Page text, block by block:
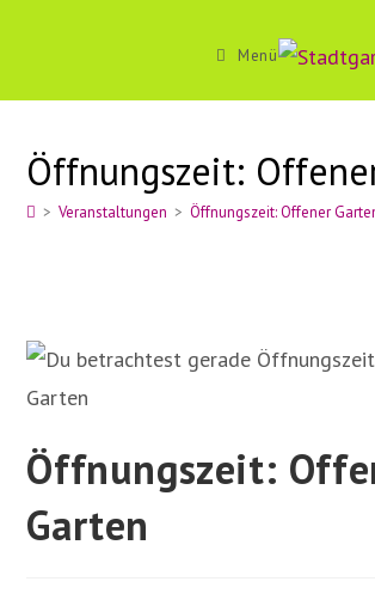
Menü
Öffnungszeit:
> Veranstaltungen > Öffnungszeit: Offener
Öffnungszeit:
Garten